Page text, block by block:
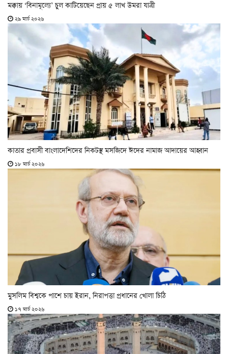
মক্কায় ‘বিনামূল্যে’ চুল কাটিয়েছেন প্রায় ৫ লাখ উমরা যাত্রী
২৯ মার্চ ২০২৬
কাতার প্রবাসী বাংলাদেশিদের নিকটস্থ মসজিদে ঈদের নামাজ আদায়ের আহ্বান
১৮ মার্চ ২০২৬
মুসলিম বিশ্বকে পাশে চায় ইরান, নিরাপত্তা প্রধানের খোলা চিঠি
১৭ মার্চ ২০২৬